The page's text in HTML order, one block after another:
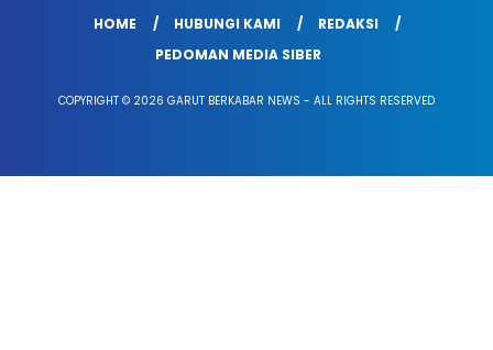
HOME HUBUNGI KAMI
REDAKSI
PEDOMAN MEDIA SIBER
COPYRIGHT © 2026 GARUT BERKABAR NEWS - ALL RIGHTS RESERVED